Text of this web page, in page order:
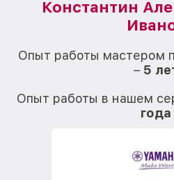
Константин
Опыт работы мастером
– 5
Опыт работы в нашем
года